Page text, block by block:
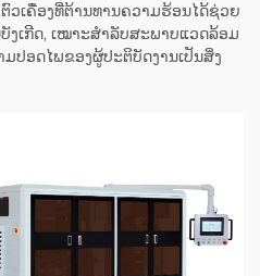
ວເຄື່ອງທີ່ຕ້ານທານຄວາມຮ້ອນໄດ້ຊ່ວຍ
ງເກີດ, ເໝາະສຳລັບສະພາບແວດລ້ອມ
ປອດໄພຂອງຜູ້ປະຕິບັດງານເປັນສິ່ງ